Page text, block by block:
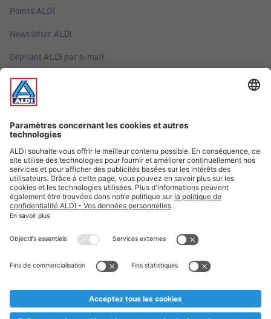
Points ALDI
Newsletter ALDI
Dépliant ALDI par e-mail
Offres
Infos essentielles
Suivez ALDI Belgique
Textes marqués d'un astérisque et mentions légales
* Nous vendons ces articles temporairement et jusqu'à
au cas où, malgré le planning bien étudié, nous serions
prématurément en rupture de stock. Prix Recupel et TVA incl.
** Sur ce site, l’utilisation de la forme masculine a été adoptée